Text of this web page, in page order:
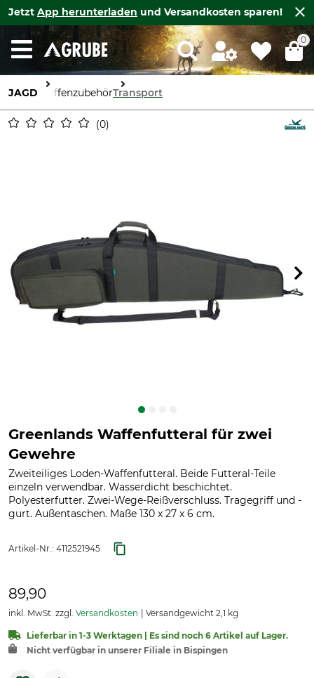
Jetzt App herunterladen und Versandkosten sparen!
0
JAGD WaffenzubehörTransport
0
Greenlands Waffenfutteral für zwei
Gewehre
Zweiteiliges Loden-Waffenfutteral. Beide Futteral-Teile
einzeln verwendbar. Wasserdicht beschichtet.
Polyesterfutter. Zwei-Wege-Reißverschluss. Tragegriff und -
gurt. Außentaschen. Maße 130 x 27 x 6 cm.
Artikel-Nr.: 4112521945
89,90
inkl. MwSt. zzgl. Versandkosten Versandgewicht 2,1 kg
Lieferbar in 1-3 Werktagen | Es sind noch 6 Artikel auf Lager.
Nicht verfügbar in unserer Filiale in Bispingen